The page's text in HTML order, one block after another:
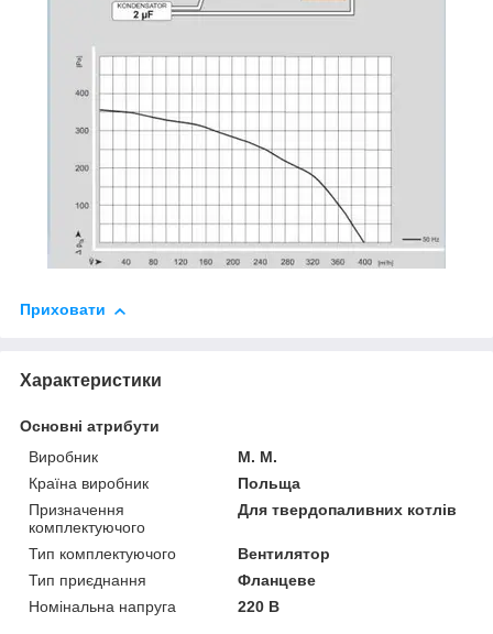
Приховати
Характеристики
Основні атрибути
Виробник
M. M.
Країна виробник
Польща
Призначення
комплектуючого
Для твердопаливних котлів
Тип комплектуючого
Вентилятор
Тип приєднання
Фланцеве
Номінальна напруга
220 В